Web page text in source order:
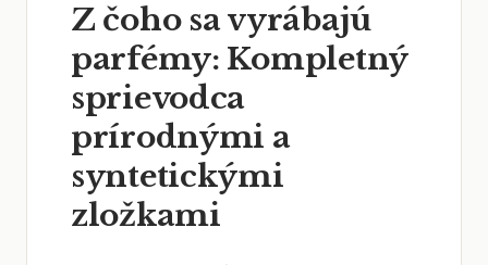
Z čoho sa vyrábajú
parfémy: Kompletný
sprievodca
prírodnými a
syntetickými
zložkami